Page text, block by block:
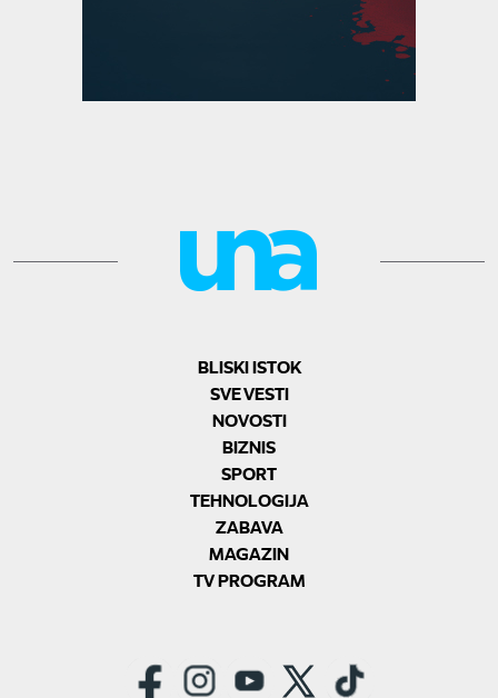
BLISKI ISTOK
SVE VESTI
NOVOSTI
BIZNIS
SPORT
TEHNOLOGIJA
ZABAVA
MAGAZIN
TV PROGRAM